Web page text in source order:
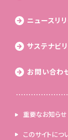
ニュースリ
サステナビ
お問い合わ
重要なお知らせ
このサイトにつ